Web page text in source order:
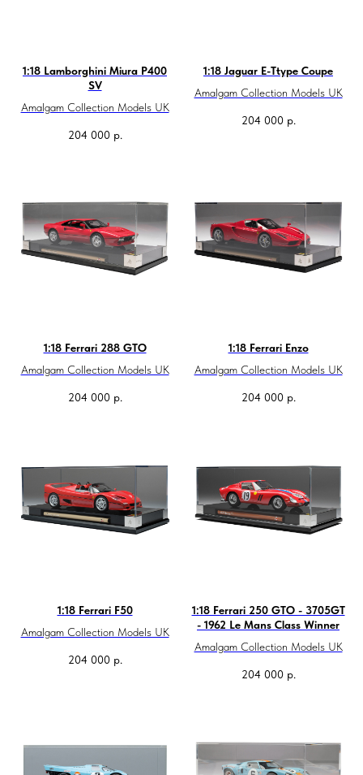
1:18 Lamborghini Miura P400
SV
Amalgam Collection Models UK
204 000 р.
1:18 Jaguar E-Ttype Coupe
Amalgam Collection Models UK
204 000 р.
1:18 Ferrari 288 GTO
Amalgam Collection Models UK
204 000 р.
1:18 Ferrari Enzo
Amalgam Collection Models UK
204 000 р.
1:18 Ferrari F50
Amalgam Collection Models UK
204 000 р.
1:18 Ferrari 250 GTO - 3705GT
- 1962 Le Mans Class Winner
Amalgam Collection Models UK
204 000 р.